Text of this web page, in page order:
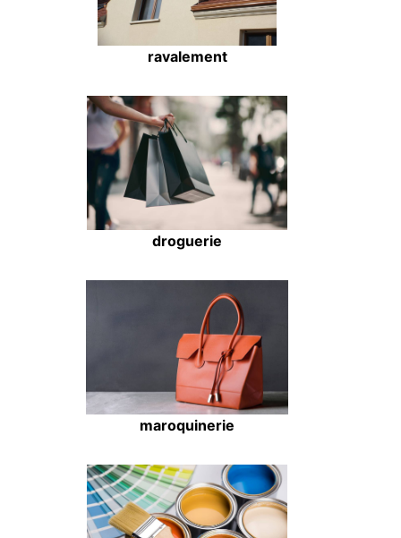
ravalement
droguerie
maroquinerie